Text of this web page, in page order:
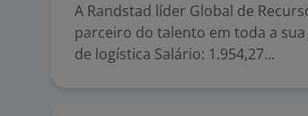
A Randstad líder Global de
parceiro do talento em toda a
de logística Salário: 1.954,27...